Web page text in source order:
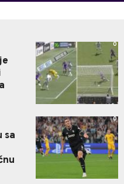
0
sa
0